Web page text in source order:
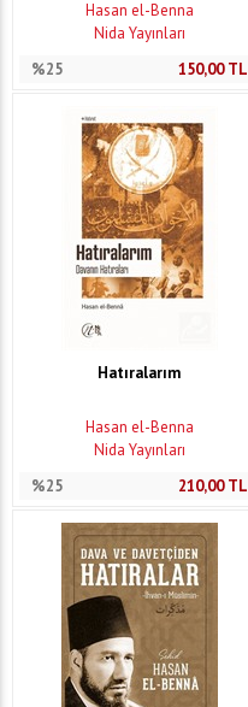
Hasan el-Benna
Nida Yayınları
%25
150,00TL
Hatıralarım
Hasan el-Benna
Nida Yayınları
%25
210,00TL